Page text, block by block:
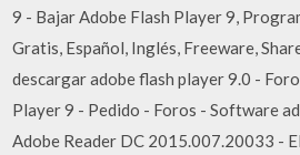
9 - Bajar Adobe Flash Player 9,
Gratis, Español, Inglés, Freeware,
descargar adobe flash player 9.0 -
Player 9 - Pedido - Foros - Software
Adobe Reader DC 2015.007.20033 -